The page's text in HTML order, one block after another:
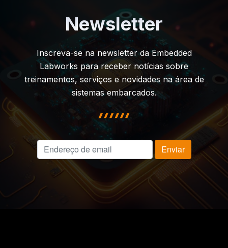
Newsletter
Inscreva-se na newsletter da Embedded
Labworks para receber notícias sobre
treinamentos, serviços e novidades na área de
sistemas embarcados.
highlight shape